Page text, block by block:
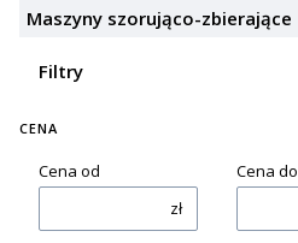
Maszyny szorująco-zbierające
Filtry
CENA
Cena od
zł
Cena do